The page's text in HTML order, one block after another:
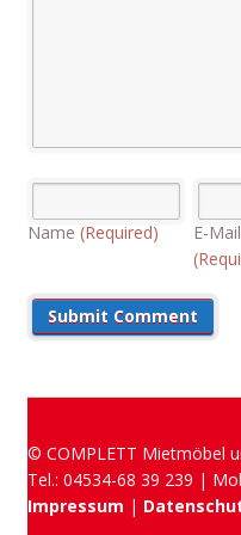
Name (Required)
E-
© COMPLETT Mietmöbel
Tel.: 04534-68 39 239 |
Impressum |